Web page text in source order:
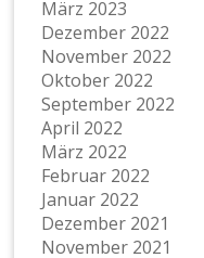
März 2023
Dezember 2022
November 2022
Oktober 2022
September 2022
April 2022
März 2022
Februar 2022
Januar 2022
Dezember 2021
November 2021